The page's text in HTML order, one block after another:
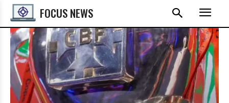
FOCUS NEWS